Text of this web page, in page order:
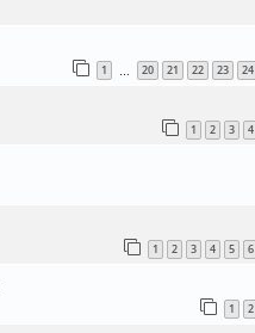
1 … 20 21 22 23 24
1 2 3 4
1 2 3 4 5 6
1 2